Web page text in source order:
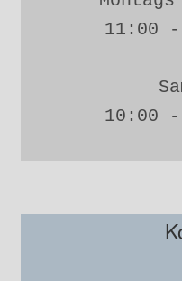
11:00
10:00